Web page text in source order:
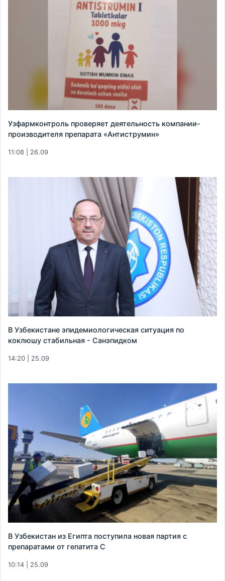
Узфармконтроль проверяет деятельность компании-
производителя препарата «Антиструмин»
11:08 | 26.09
В Узбекистане эпидемиологическая ситуация по
коклюшу стабильная - Санэпидком
14:20 | 25.09
В Узбекистан из Египта поступила новая партия с
препаратами от гепатита С
10:14 | 25.09